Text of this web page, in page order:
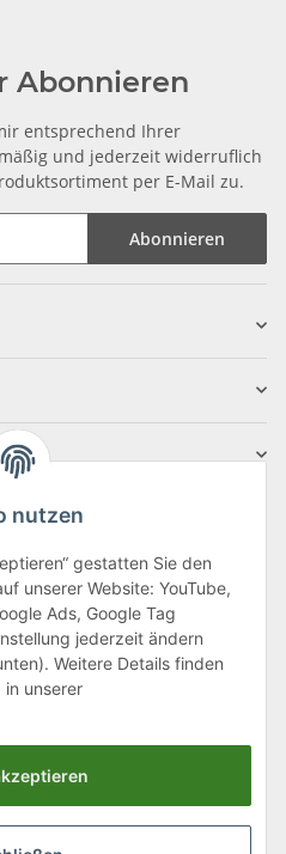
Abonnieren
entsprechend Ihrer
und jederzeit widerruflich
per E-Mail zu.
Abonnieren
16:30 Uhr
nutzen
gestatten Sie den
unserer Website: YouTube,
Ads, Google Tag
jederzeit ändern
Weitere Details finden
in unserer